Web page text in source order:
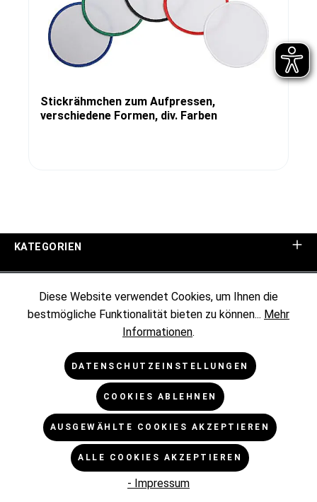
Stickrähmchen zum Aufpressen,
verschiedene Formen, div. Farben
KATEGORIEN
KUNDENINFORMATIONEN
RECHTLICHES
* Alle Preise exkl. gesetzl. Mehrwertsteuer zzgl.
Versandkosten
und ggf. Nachnahmegebühren, wenn nicht
anders angegeben.
Diese Website verwendet Cookies, um Ihnen die
bestmögliche Funktionalität bieten zu können... Mehr
Informationen.
DATENSCHUTZEINSTELLUNGEN
COOKIES ABLEHNEN
AUSGEWÄHLTE COOKIES AKZEPTIEREN
ALLE COOKIES AKZEPTIEREN
- Impressum